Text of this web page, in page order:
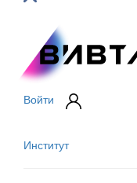
Войти
Институт